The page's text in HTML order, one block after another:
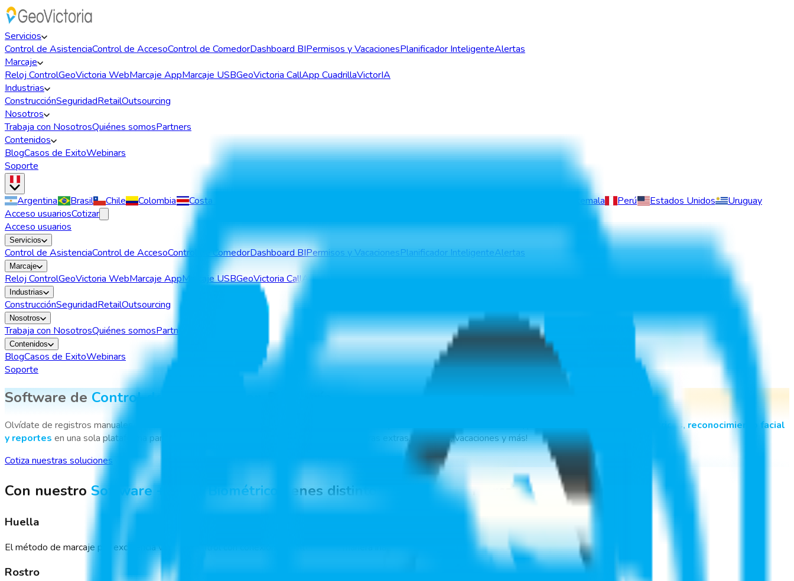
Servicios
Control de AsistenciaControl de AccesoControl de ComedorDashboard BIPermisos y VacacionesPlanificador InteligenteAlertas
Marcaje
Reloj ControlGeoVictoria WebMarcaje AppMarcaje USBGeoVictoria CallApp CuadrillaVictorIA
Industrias
ConstrucciónSeguridadRetailOutsourcing
Nosotros
Trabaja con NosotrosQuiénes somosPartners
Contenidos
BlogCasos de ExitoWebinars
Soporte
Argentina Brasil Chile Colombia Costa Rica Guatemala Perú Estados Unidos
Uruguay
Acceso usuariosCotizar
Acceso usuarios
Servicios
Control de AsistenciaControl de AccesoControl de ComedorDashboard BIPermisos y VacacionesPlanificador InteligenteAlertas
Marcaje
Reloj ControlGeoVictoria WebMarcaje AppMarcaje USBGeoVictoria CallApp Cuadrilla
Industrias
ConstrucciónSeguridadRetailOutsourcing
Nosotros
Trabaja con NosotrosQuiénes somosPartners
Contenidos
BlogCasos de ExitoWebinars
Soporte
Software de Control de Asistencia
Olvídate de registros manuales, cálculos imprecisos y pérdida de tiempo en la supervisión del personal. Con nuestro
relojes biométricos, reconocimiento facial
y reportes en una sola plataforma para controlar toda tu operación: asistencia, turnos, horas extras, permisos, vacaciones y más!
Cotiza nuestras soluciones
Con nuestro Software + Reloj Biométrico tienes distintos métodos de marcaje
Huella
El método de marcaje por excelencia vía reloj control con conexiones a internet de manera inalámbrica.
Rostro